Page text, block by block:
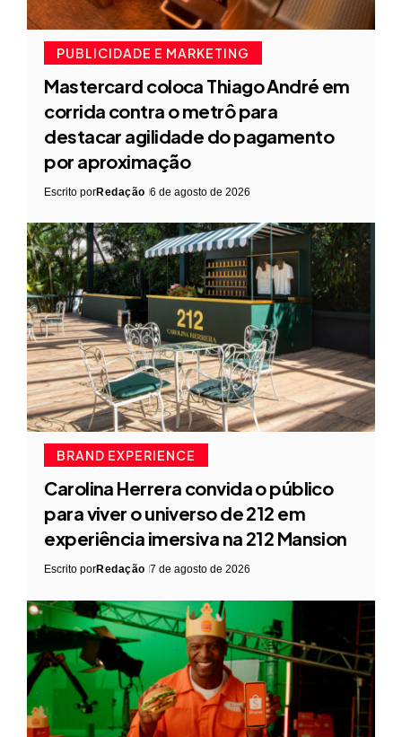
PUBLICIDADE E MARKETING
Mastercard coloca Thiago André em
corrida contra o metrô para
destacar agilidade do pagamento
por aproximação
Escrito porRedação 6 de agosto de 2026
BRAND EXPERIENCE
Carolina Herrera convida o público
para viver o universo de 212 em
experiência imersiva na 212 Mansion
Escrito porRedação 7 de agosto de 2026